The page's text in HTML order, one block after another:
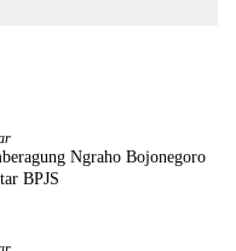
Ngraho Bojonegoro
BPJS